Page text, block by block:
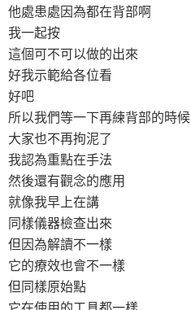
他處患處因為都在背部啊
我一起按
這個可不可以做的出來
好我示範給各位看
好吧
所以我們等一下再練背部的時候
大家也不再拘泥了
我認為重點在手法
然後還有觀念的應用
就像我早上在講
同樣儀器檢查出來
但因為解讀不一樣
它的療效也會不一樣
但同樣原始點